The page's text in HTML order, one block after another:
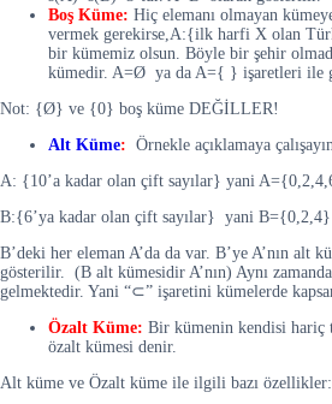
Boş Küme: Hiç elemanı olmayan
vermek gerekirse,A:{ilk harfi X olan
bir kümemiz olsun. Böyle bir şehir
kümedir. A=Ø ya da A={ } işaretleri ile
Not: {Ø} ve {0} boş küme DEĞİLLER!
Alt Küme: Örnekle açıklamaya
A: {10’a kadar olan çift sayılar} yani
B:{6’ya kadar olan çift sayılar} yani B={0,2,4}
B’deki her eleman A’da da var. B’ye A’nın alt
gösterilir. (B alt kümesidir A’nın) Aynı
gelmektedir. Yani “⊂” işaretini kümelerde
Özalt Küme: Bir kümenin kendisi hariç
özalt kümesi denir.
Alt küme ve Özalt küme ile ilgili bazı özellikler: